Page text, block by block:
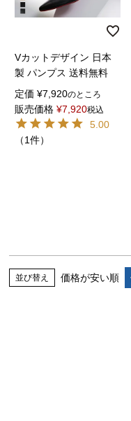
Vカットデザイン 日本
製 パンプス 送料無料
定価 ¥7,920のところ
販売価格 ¥7,920税込
5.00
（1件）
並び替え 価格が安い順